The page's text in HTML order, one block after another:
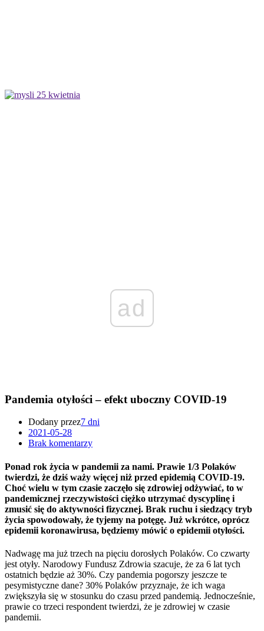
ad
Pandemia otyłości – efekt uboczny COVID-19
Dodany przez7 dni
2021-05-28
Brak komentarzy
Ponad rok życia w pandemii za nami. Prawie 1/3 Polaków
twierdzi, że dziś waży więcej niż przed epidemią COVID-19.
Choć wielu w tym czasie zaczęło się zdrowiej odżywiać, to w
pandemicznej rzeczywistości ciężko utrzymać dyscyplinę i
zmusić się do aktywności fizycznej. Brak ruchu i siedzący tryb
życia spowodowały, że tyjemy na potęgę. Już wkrótce, oprócz
epidemii koronawirusa, będziemy mówić o epidemii otyłości.
Nadwagę ma już trzech na pięciu dorosłych Polaków. Co czwarty
jest otyły. Narodowy Fundusz Zdrowia szacuje, że za 6 lat tych
ostatnich będzie aż 30%. Czy pandemia pogorszy jeszcze te
pesymistyczne dane? 30% Polaków przyznaje, że ich waga
zwiększyła się w stosunku do czasu przed pandemią. Jednocześnie,
prawie co trzeci respondent twierdzi, że je zdrowiej w czasie
pandemii.